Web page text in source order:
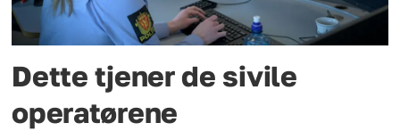
Dette tjener de sivile
operatørene